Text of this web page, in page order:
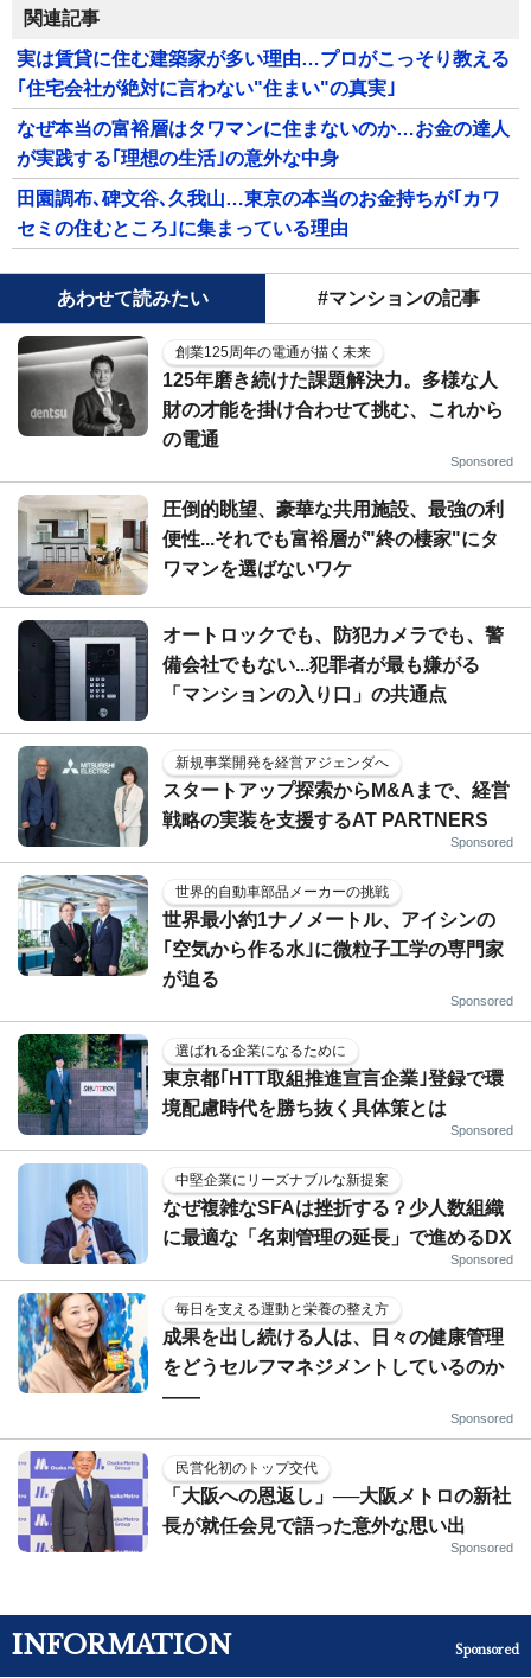
関連記事
実は賃貸に住む建築家が多い理由…プロがこっそり教える
｢住宅会社が絶対に言わない"住まい"の真実｣
なぜ本当の富裕層はタワマンに住まないのか…お金の達人
が実践する｢理想の生活｣の意外な中身
田園調布､碑文谷､久我山…東京の本当のお金持ちが｢カワ
セミの住むところ｣に集まっている理由
あわせて読みたい #マンションの記事
創業125周年の電通が描く未来
125年磨き続けた課題解決力。多様な人
財の才能を掛け合わせて挑む、これから
の電通
Sponsored
圧倒的眺望、豪華な共用施設、最強の利
便性...それでも富裕層が"終の棲家"にタ
ワマンを選ばないワケ
オートロックでも、防犯カメラでも、警
備会社でもない...犯罪者が最も嫌がる
「マンションの入り口」の共通点
新規事業開発を経営アジェンダへ
スタートアップ探索からM&Aまで、経営
戦略の実装を支援するAT PARTNERS
Sponsored
世界的自動車部品メーカーの挑戦
世界最小約1ナノメートル、アイシンの
｢空気から作る水｣に微粒子工学の専門家
が迫る
Sponsored
選ばれる企業になるために
東京都｢HTT取組推進宣言企業｣登録で環
境配慮時代を勝ち抜く具体策とは
Sponsored
中堅企業にリーズナブルな新提案
なぜ複雑なSFAは挫折する？少人数組織
に最適な「名刺管理の延長」で進めるDX
Sponsored
毎日を支える運動と栄養の整え方
成果を出し続ける人は、日々の健康管理
をどうセルフマネジメントしているのか
——
Sponsored
民営化初のトップ交代
「大阪への恩返し」──大阪メトロの新社
長が就任会見で語った意外な思い出
Sponsored
INFORMATION Sponsored